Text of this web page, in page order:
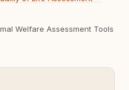
Welfare Assessment Tools